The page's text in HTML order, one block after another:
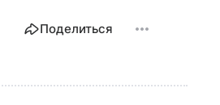
Поделиться